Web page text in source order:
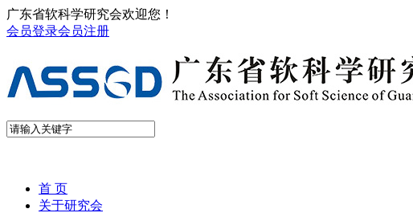
广东省软科学研究会欢迎您！
会员登录会员注册
首 页
关于研究会